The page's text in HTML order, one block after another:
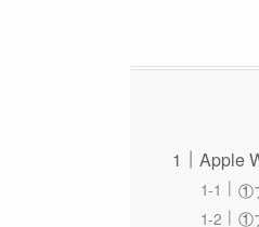
Apple
①
①